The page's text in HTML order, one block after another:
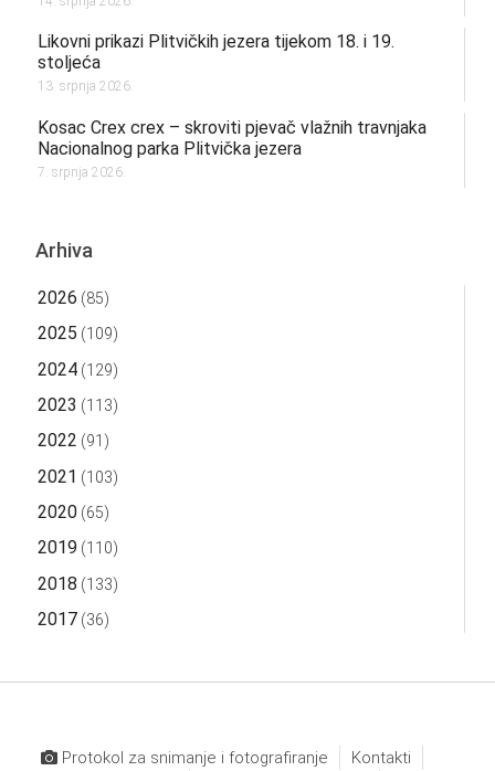
Likovni prikazi Plitvičkih jezera tijekom 18. i 19.
stoljeća
13. srpnja 2026.
Kosac Crex crex – skroviti pjevač vlažnih travnjaka
Nacionalnog parka Plitvička jezera
7. srpnja 2026.
Arhiva
2026 (85)
2025 (109)
2024(129)
2023 (113)
2022 (91)
2021 (103)
2020(65)
2019 (110)
2018 (133)
2017(36)
Protokol za snimanje i fotografiranje
Kontakti